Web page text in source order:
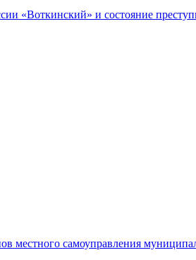
«Воткинский» и состояние
местного самоуправления